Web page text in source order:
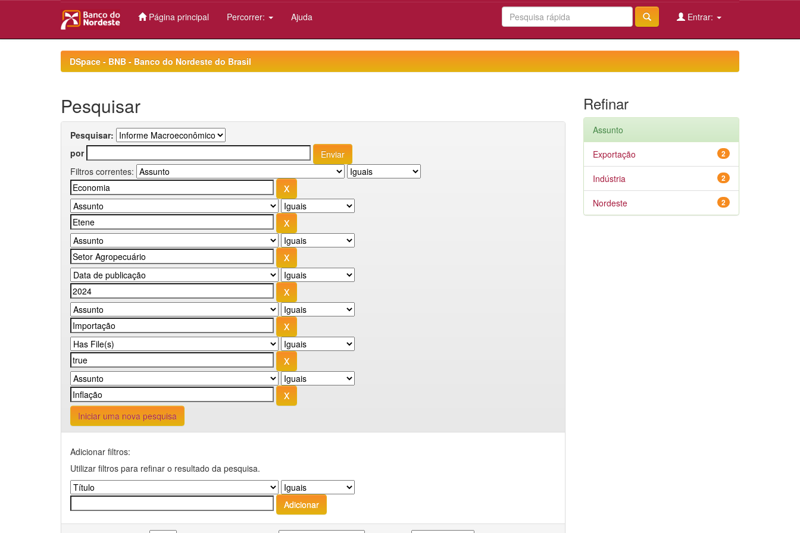
Página principal Percorrer: Ajuda Entrar:
DSpace - BNB - Banco do Nordeste do Brasil
Pesquisar
Pesquisar:
por
Filtros correntes:
Iniciar uma nova pesquisa
Adicionar filtros:
Utilizar filtros para refinar o resultado da pesquisa.
Refinar
Assunto
2
Exportação
2
Indústria
2
Nordeste